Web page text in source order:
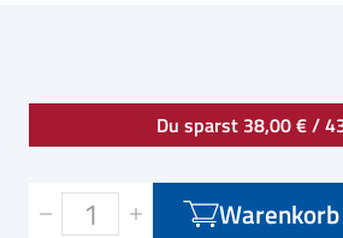
Du sparst 38,00 € /
Warenkorb